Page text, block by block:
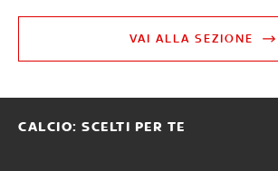
VAI ALLA SEZIONE
CALCIO: SCELTI PER TE